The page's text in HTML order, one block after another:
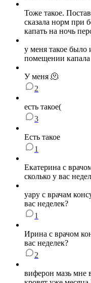
Тоже такое.
сказала норм при
капать на ночь
у меня такое было
помещении капала
У меня 🫠
2
есть такое(
3
Есть такое
1
Екатерина с
сколько у вас
yapy с врачам
вас неделек?
1
Ирина с врачом
вас неделек?
2
виферон мазь мне